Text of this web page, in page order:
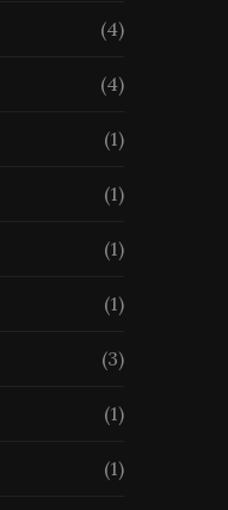
(4)
(4)
(1)
(1)
(1)
(1)
(3)
(1)
(1)